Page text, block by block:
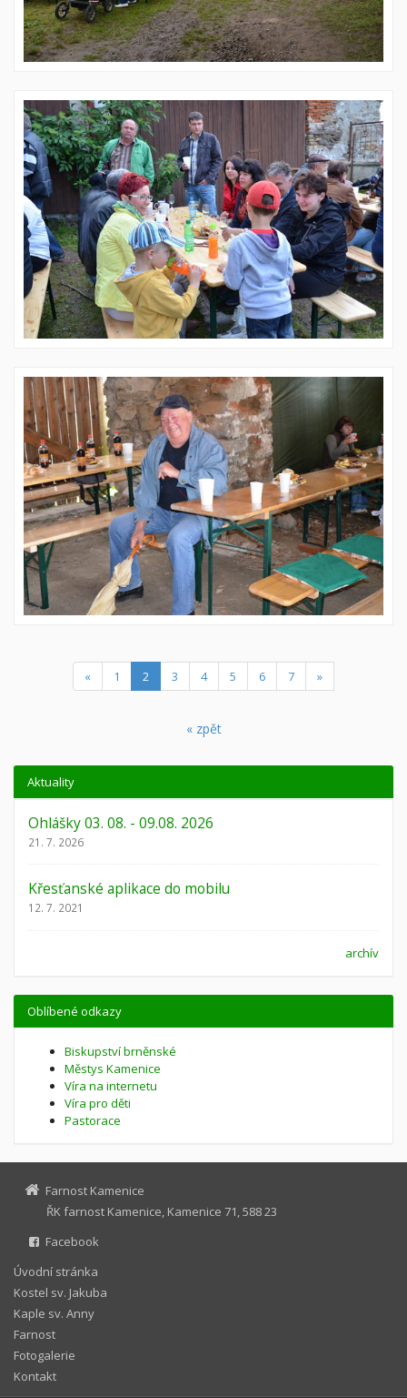
« 1 2 (current)
3 4 5 6 7 »
« zpět
Aktuality
Ohlášky 03. 08. - 09.08. 2026
21. 7. 2026
Křesťanské aplikace do mobilu
12. 7. 2021
archív
Oblíbené odkazy
Biskupství brněnské
Městys Kamenice
Víra na internetu
Víra pro děti
Pastorace
Farnost Kamenice
ŘK farnost Kamenice, Kamenice 71, 588 23
Facebook
Úvodní stránka
Kostel sv. Jakuba
Kaple sv. Anny
Farnost
Fotogalerie
Kontakt